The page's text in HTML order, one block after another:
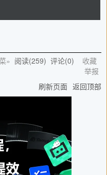
» 阅读(259) 评论(0) 收藏
举报
刷新页面 返回顶部